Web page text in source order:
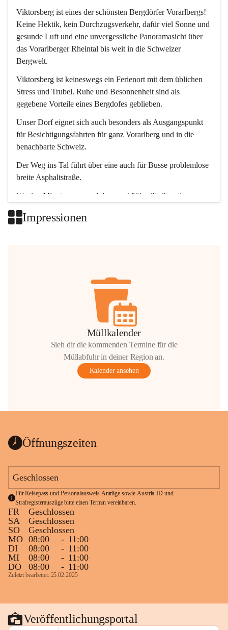
Viktorsberg ist eines der schönsten Bergdörfer Vorarlbergs!
Keine Hektik, kein Durchzugsverkehr, dafür viel Sonne und
gesunde Luft und eine unvergessliche Panoramasicht über
das Vorarlberger Rheintal bis weit in die Schweizer
Bergwelt.
Viktorsberg ist keineswegs ein Ferienort mit dem üblichen
Stress und Trubel. Ruhe und Besonnenheit sind als
gegebene Vorteile eines Bergdofes geblieben.
Unser Dorf eignet sich auch besonders als Ausgangspunkt
für Besichtigungsfahrten für ganz Vorarlberg und in die
benachbarte Schweiz.
Der Weg ins Tal führt über eine auch für Busse problemlose
breite Asphaltstraße.
Wenige Minuten nur, und das geschäftige Treiben der
Impressionen
Müllkalender
Sieh dir die kommenden Termine für die
Müllabfuhr in deiner Region an.
Kalender ansehen
Öffnungszeiten
Geschlossen
Für Reisepass und Personalausweis Anträge sowie Austria-ID und
Strafregisterauszüge bitte einen Termin vereinbaren.
FR
Geschlossen
SA
Geschlossen
SO
Geschlossen
MO 08:00 - 11:00
DI
08:00 - 11:00
MI
08:00 - 11:00
DO
08:00 - 11:00
Zuletzt bearbeitet: 25.02.2025
Veröffentlichungsportal